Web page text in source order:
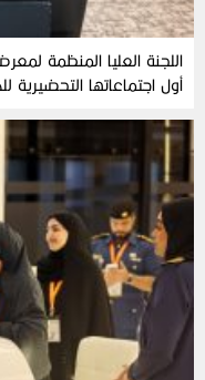
أول اجتماعاتها التحضيرية